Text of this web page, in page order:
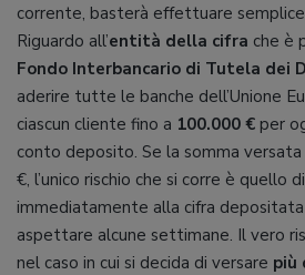
corrente, basterà effettuare
Riguardo all’entità della cifra che è
Fondo Interbancario di Tutela dei
aderire tutte le banche dell’Unione
ciascun cliente fino a 100.000 € per
conto deposito. Se la somma versata
€, l’unico rischio che si corre è quello
immediatamente alla cifra
aspettare alcune settimane. Il vero
nel caso in cui si decida di versare più